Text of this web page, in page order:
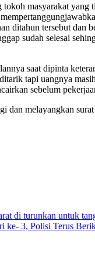
tokoh masyarakat
ditahun tersebut dan
sudah selesai
saat dipinta
tapi uangnya
sebelum
dan melayangkan
di turunkan untuk
ke- 3, Polisi Terus